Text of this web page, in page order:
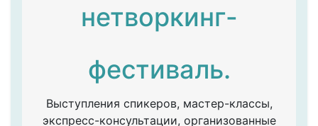
нетворкинг-
фестиваль.
Выступления спикеров, мастер-классы,
экспресс-консультации, организованные